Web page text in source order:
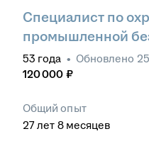
Специалист по
промышленной
53 года • Обновлено
120 000 ₽
Общий опыт
27лет 8 месяцев